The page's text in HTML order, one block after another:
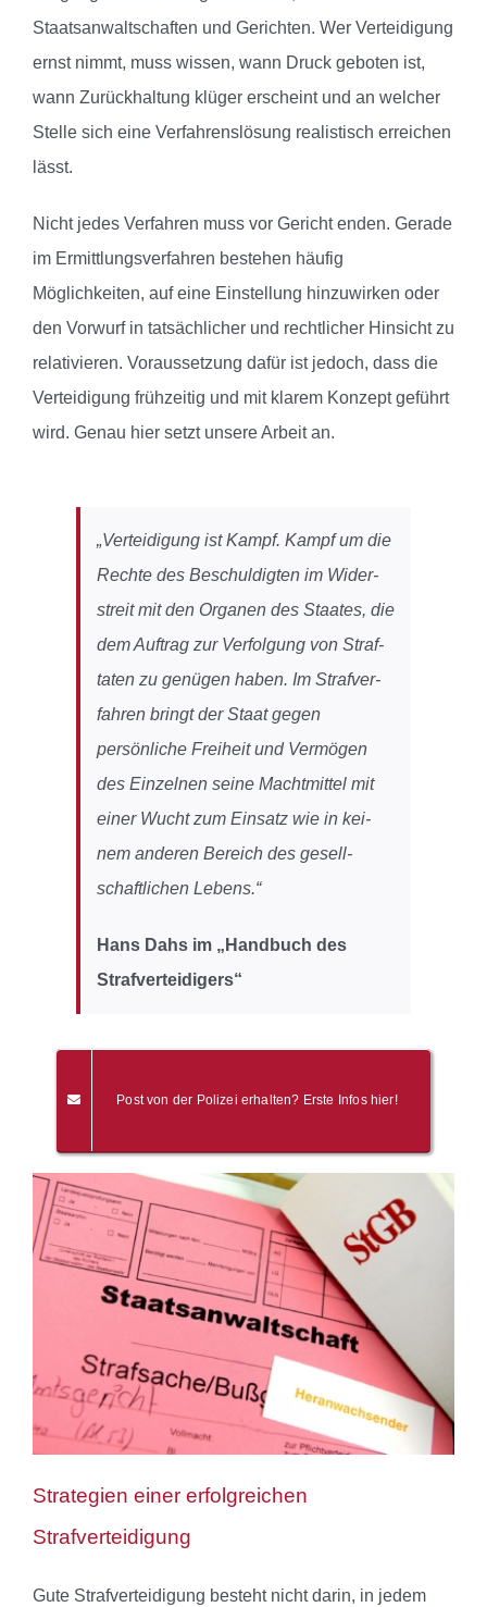
Staatsanwaltschaften und Gerichten. Wer Verteidigung
ernst nimmt, muss wissen, wann Druck geboten ist,
wann Zurückhaltung klüger erscheint und an welcher
Stelle sich eine Verfahrenslösung realistisch erreichen
lässt.
Nicht jedes Verfahren muss vor Gericht enden. Gerade
im Ermittlungsverfahren bestehen häufig
Möglichkeiten, auf eine Einstellung hinzuwirken oder
den Vorwurf in tatsächlicher und rechtlicher Hinsicht zu
relativieren. Voraussetzung dafür ist jedoch, dass die
Verteidigung frühzeitig und mit klarem Konzept geführt
wird. Genau hier setzt unsere Arbeit an.
„Ver­tei­di­gung ist Kampf. Kampf um die
Rechte des Beschuldig­ten im Wi­der­
streit mit den Or­ga­nen des Staa­tes, die
dem Auf­trag zur Verfolgung von Straf­
ta­ten zu ge­nü­gen ha­ben. Im Straf­ver­
fah­ren bringt der Staat ge­gen
persönliche Frei­heit und Ver­mö­gen
des Ein­zel­nen seine Macht­mit­tel mit
einer Wucht zum Ein­satz wie in kei­
nem ande­ren Be­reich des ge­sell­
schaft­li­chen Lebens.“
Hans Dahs im „Handbuch des
Strafverteidigers“
Post von der Polizei erhalten? Erste Infos hier!
Strategien einer erfolgreichen
Strafverteidigung
Gute Strafverteidigung besteht nicht darin, in jedem